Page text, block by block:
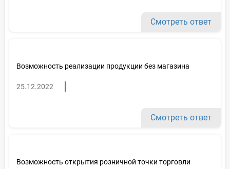
Смотреть ответ
Возможность реализации продукции без магазина
25.12.2022
Смотреть ответ
Возможность открытия розничной точки торговли